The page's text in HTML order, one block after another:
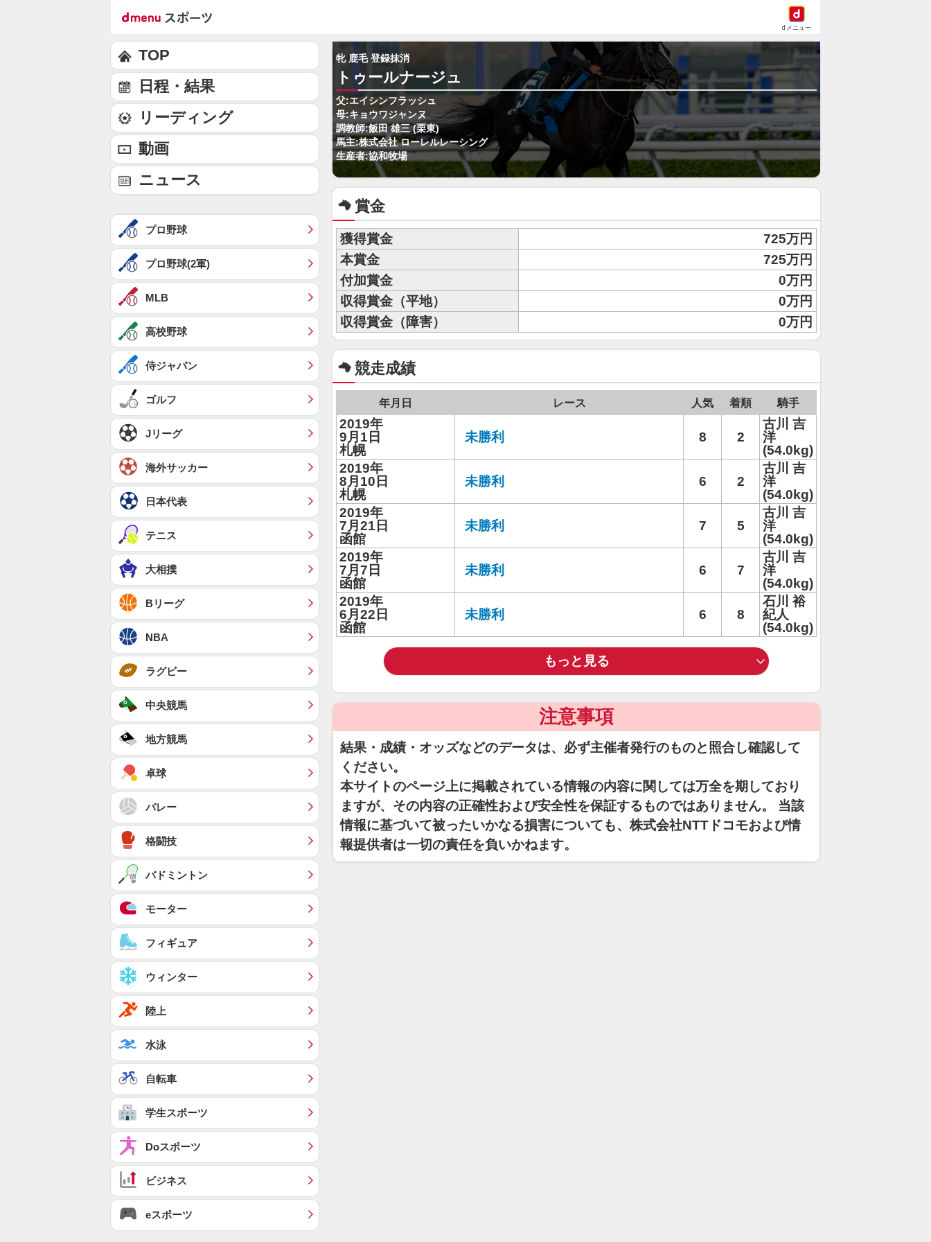
dメニュー
牝 鹿毛 登録抹消
トゥールナージュ
父:エイシンフラッシュ
母:キョウワジャンヌ
調教師:飯田 雄三 (栗東)
馬主:株式会社 ローレルレーシング
生産者:協和牧場
賞金
獲得賞金
725万円
本賞金
725万円
付加賞金
0万円
収得賞金（平地）
0万円
収得賞金（障害）
0万円
競走成績
年月日 レース 人気 着順 騎手
2019年
9月1日
札幌
未勝利 8 2
古川 吉
洋
(54.0kg)
2019年
8月10日
札幌
未勝利 6 2
古川 吉
洋
(54.0kg)
2019年
7月21日
函館
未勝利 7 5
古川 吉
洋
(54.0kg)
2019年
7月7日
函館
未勝利 6 7
古川 吉
洋
(54.0kg)
2019年
6月22日
函館
未勝利 6 8
石川 裕
紀人
(54.0kg)
もっと見る
注意事項
結果・成績・オッズなどのデータは、必ず主催者発行のものと照合し確認して
ください。
本サイトのページ上に掲載されている情報の内容に関しては万全を期しており
ますが、その内容の正確性および安全性を保証するものではありません。 当該
情報に基づいて被ったいかなる損害についても、株式会社NTTドコモおよび情
報提供者は一切の責任を負いかねます。
TOP
日程・結果
リーディング
動画
ニュース
プロ野球
プロ野球(2軍)
MLB
高校野球
侍ジャパン
ゴルフ
Jリーグ
海外サッカー
日本代表
テニス
大相撲
Bリーグ
NBA
ラグビー
中央競馬
地方競馬
卓球
バレー
格闘技
バドミントン
モーター
フィギュア
ウィンター
陸上
水泳
自転車
学生スポーツ
Doスポーツ
ビジネス
eスポーツ